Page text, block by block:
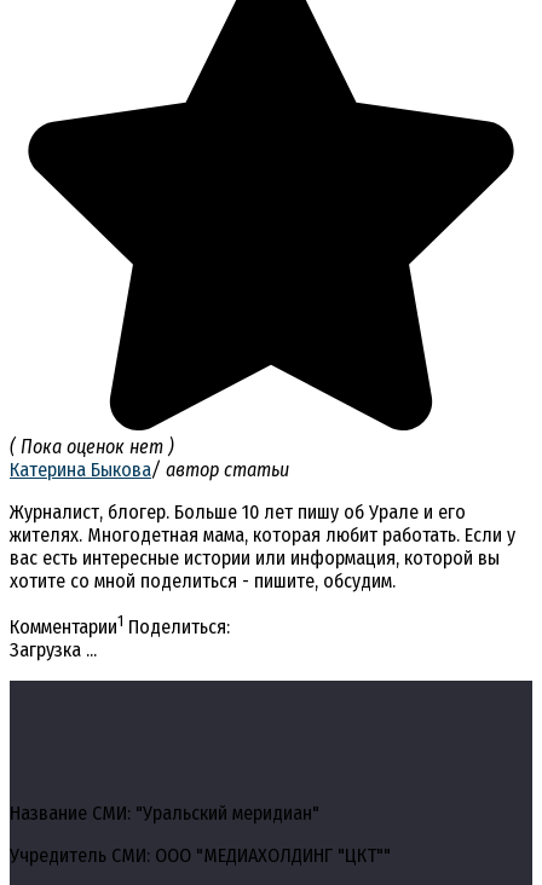
( Пока оценок нет )
Катерина Быкова/ автор статьи
Журналист, блогер. Больше 10 лет пишу об Урале и его
жителях. Многодетная мама, которая любит работать. Если у
вас есть интересные истории или информация, которой вы
хотите со мной поделиться - пишите, обсудим.
Комментарии1 Поделиться:
Загрузка ...
Название СМИ: "Уральский меридиан"
Учредитель СМИ: ООО "МЕДИАХОЛДИНГ "ЦКТ""